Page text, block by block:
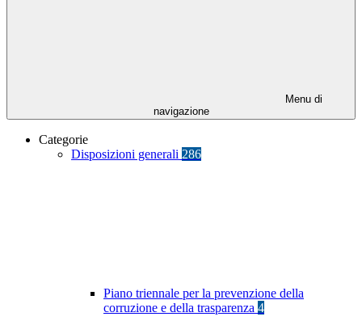
Menu di
navigazione
Categorie
Disposizioni generali 286
Piano triennale per la prevenzione della
corruzione e della trasparenza 4